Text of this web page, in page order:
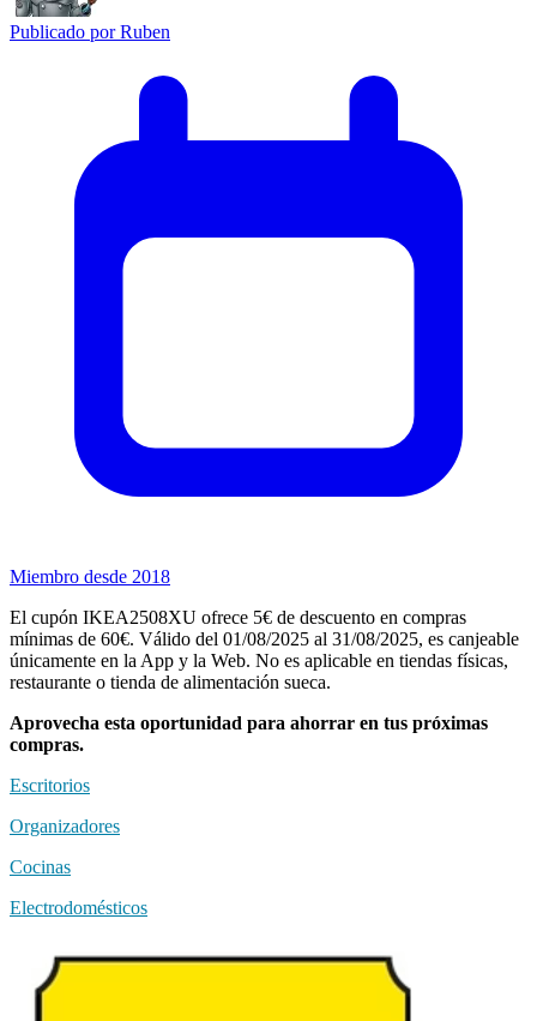
Publicado porRuben
Miembro desde 2018
El cupón IKEA2508XU ofrece 5€ de descuento en compras
mínimas de 60€. Válido del 01/08/2025 al 31/08/2025, es canjeable
únicamente en la App y la Web. No es aplicable en tiendas físicas,
restaurante o tienda de alimentación sueca.
Aprovecha esta oportunidad para ahorrar en tus próximas
compras.
Escritorios
Organizadores
Cocinas
Electrodomésticos